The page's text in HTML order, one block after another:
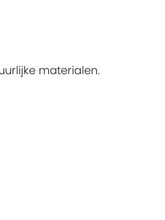
materialen.